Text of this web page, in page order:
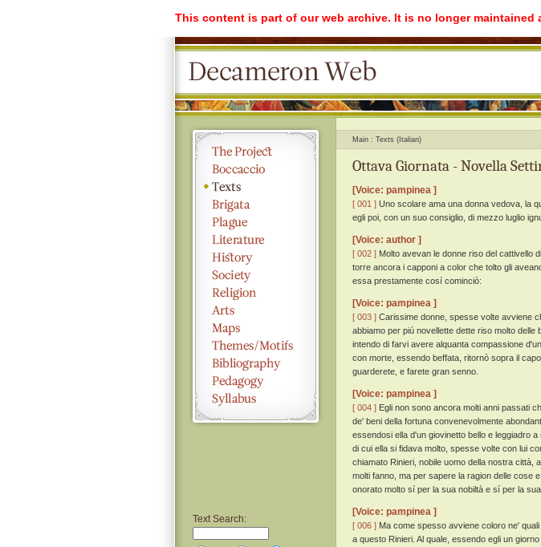
This content is part of our web archive. It is no longer
Text Search:
Main Texts (Italian)
Ottava Giornata - Novella
[Voice: pampinea ]
[ 001 ] Uno scolare ama una donna vedova, la
egli poi, con un suo consiglio, di mezzo luglio
[Voice: author ]
[ 002 ] Molto avevan le donne riso del cattivello
torre ancora i capponi a color che tolto gli
essa prestamente cosí cominciò:
[Voice: pampinea ]
[ 003 ] Carissime donne, spesse volte avviene
abbiamo per piú novellette dette riso molto
intendo di farvi avere alquanta compassione
con morte, essendo beffata, ritornò sopra il
guarderete, e farete gran senno.
[Voice: pampinea ]
[ 004 ] Egli non sono ancora molti anni passati
de' beni della fortuna convenevolmente
essendosi ella d'un giovinetto bello e leggiadro
di cui ella si fidava molto, spesse volte con lui
chiamato Rinieri, nobile uomo della nostra città,
molti fanno, ma per sapere la ragion delle cose
onorato molto sí per la sua nobiltà e sí per la
[Voice: pampinea ]
[ 006 ] Ma come spesso avviene coloro ne'
a questo Rinieri. Al quale, essendo egli un